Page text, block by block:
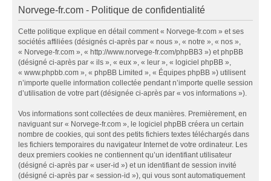
Norvege-fr.com - Politique de confidentialité
Cette politique explique en détail comment « Norvege-fr.com » et ses
sociétés affiliées (désignés ci-après par « nous », « notre », « nos »,
« Norvege-fr.com », « http://www.norvege-fr.com/phpBB3 ») et phpBB
(désigné ci-après par « ils », « eux », « leur », « logiciel phpBB »,
« www.phpbb.com », « phpBB Limited », « Équipes phpBB ») utilisent
n’importe quelle information collectée pendant n’importe quelle session
d’utilisation de votre part (désignée ci-après par « vos informations »).
Vos informations sont collectées de deux manières. Premièrement, en
naviguant sur « Norvege-fr.com », le logiciel phpBB créera un certain
nombre de cookies, qui sont des petits fichiers textes téléchargés dans
les fichiers temporaires du navigateur Internet de votre ordinateur. Les
deux premiers cookies ne contiennent qu’un identifiant utilisateur
(désigné ci-après par « user-id ») et un identifiant de session invité
(désigné ci-après par « session-id »), qui vous sont automatiquement